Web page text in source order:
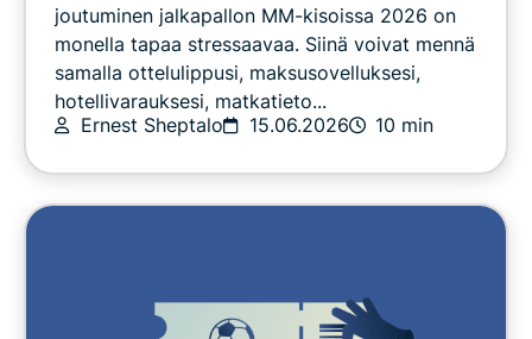
joutuminen jalkapallon MM-kisoissa 2026 on
monella tapaa stressaavaa. Siinä voivat mennä
samalla ottelulippusi, maksusovelluksesi,
hotellivarauksesi, matkatieto...
Ernest Sheptalo
15.06.2026 10 min